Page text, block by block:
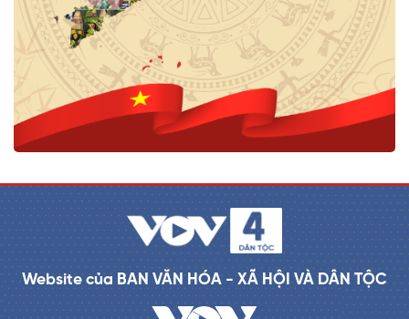
Website của BAN VĂN HÓA - XÃ HỘI VÀ DÂN TỘC